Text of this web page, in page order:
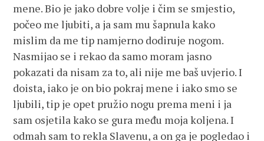
mene. Bio je jako dobre volje i čim se smjestio,
počeo me ljubiti, a ja sam mu šapnula kako
mislim da me tip namjerno dodiruje nogom.
Nasmijao se i rekao da samo moram jasno
pokazati da nisam za to, ali nije me baš uvjerio. I
doista, iako je on bio pokraj mene i iako smo se
ljubili, tip je opet pružio nogu prema meni i ja
sam osjetila kako se gura među moja koljena. I
odmah sam to rekla Slavenu, a on ga je pogledao i